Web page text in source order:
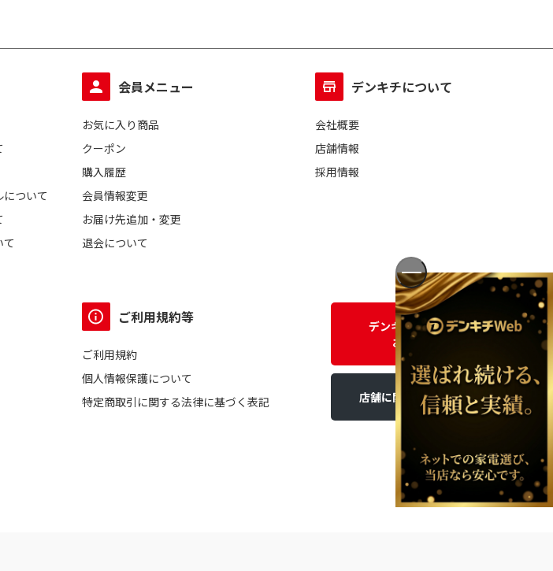
ついて
会員メニュー
お気に入り商品
クーポン
購入履歴
会員情報変更
お届け先追加・変更
退会について
デンキチについて
会社概要
店舗情報
採用情報
ご利用規約等
ご利用規約
個人情報保護について
特定商取引に関する法律に基づく表記
デンキチWEBに関する
お問い合わせ
店舗に関するお問い合わせ